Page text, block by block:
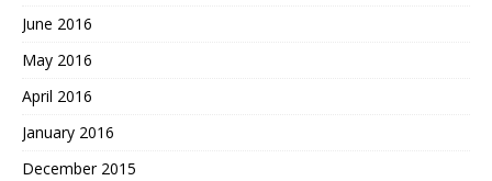
June 2016
May 2016
April 2016
January 2016
December 2015